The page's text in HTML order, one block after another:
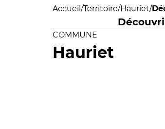
Accueil /Territoire/Hauriet/
COMMUNE
Hauriet